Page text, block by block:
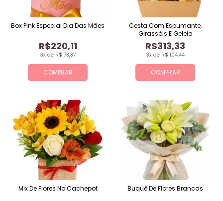
COMPRAR
3x de R$ 73,37
R$220,11
Box Pink Especial Dia Das Mães
COMPRAR
3x de R$ 104,44
R$313,33
Cesta Com Espumante,
Girassóis E Geleia
Mix De Flores No Cachepot Buquê De Flores Brancas